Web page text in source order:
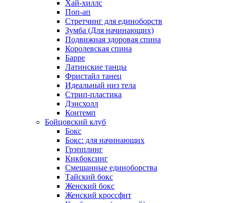
Хай-хиллс
Поп-ап
Стретчинг для единоборств
Зумба (Для начинающих)
Подвижная здоровая спина
Королевская спина
Барре
Латинские танцы
Фристайл танец
Идеальный низ тела
Стрип-пластика
Дэнсхолл
Контемп
Бойцовский клуб
Бокс
Бокс: для начинающих
Грэпплинг
Кикбоксинг
Смешанные единоборства
Тайский бокс
Женский бокс
Женский кроссфит